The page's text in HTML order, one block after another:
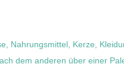
Nahrungsmittel, Kerze,
dem anderen über einer